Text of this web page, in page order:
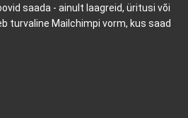
saada - ainult laagreid, üritusi või
turvaline Mailchimpi vorm, kus saad